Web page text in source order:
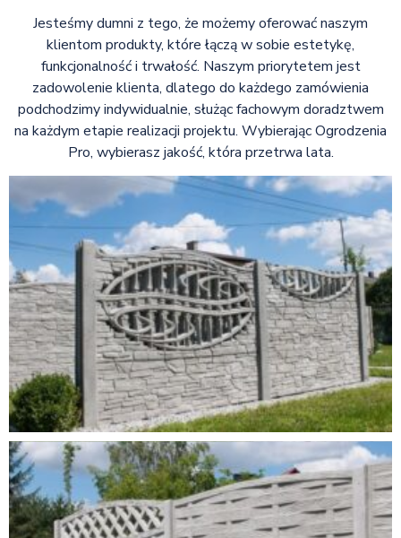
Jesteśmy dumni z tego, że możemy oferować naszym
klientom produkty, które łączą w sobie estetykę,
funkcjonalność i trwałość. Naszym priorytetem jest
zadowolenie klienta, dlatego do każdego zamówienia
podchodzimy indywidualnie, służąc fachowym doradztwem
na każdym etapie realizacji projektu. Wybierając Ogrodzenia
Pro, wybierasz jakość, która przetrwa lata.